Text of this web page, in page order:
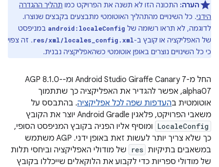
הערה: התכונה הזו לא תשנה את הפרויקט כמו תהליך ההגדרה
הידני. כל השינויים מהתהליך האוטומטי מתבצעים בקבצים שנוצרו.
לדוגמה, לא תראו רשומה של android:localeConfig במניפסט
של האפליקציה או קובץ ב-res/xml/locales_config.xml. זה צפוי
כי כל השינויים נוצרים באופן אוטומטי כשהאפליקציה נבנית.
החל מ-Android Studio Giraffe Canary 7 ומ-AGP 8.1.0-
alpha07, אפשר להגדיר את האפליקציה כך שתתמוך
אוטומטית בהעדפות שפה לכל אפליקציה. בהתבסס על
משאבי הפרויקט, פלאגין Android Gradle יוצר את הקובץ
LocaleConfig ומוסיף אליו הפניה בקובץ המניפסט הסופי,
כך שלא צריך יותר לעשות זאת באופן ידני. ‫AGP משתמש
במשאבים בתיקיות res
של מודולי האפליקציה וביחסי תלות
של מודולי ספריות כדי לקבוע את הלוקאלים שייכללו בקובץ